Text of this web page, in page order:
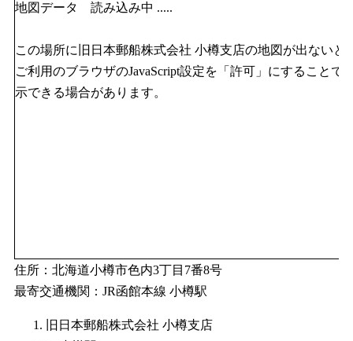
地図データ 読み込み中 .....
この場所に旧日本郵船株式会社 小樽支店の地図が出ないと
ご利用のブラウザのJavaScript設定を「許可」にすることで
示できる場合があります。
住所：北海道小樽市色内3丁目7番8号
最寄交通機関：JR函館本線 小樽駅
旧日本郵船株式会社 小樽支店